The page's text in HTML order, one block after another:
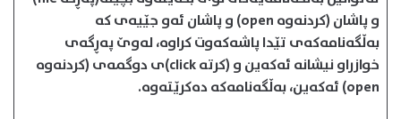
و پاشان (كردنه‌وه‌ open) و پاشان ئه‌و جێیه‌ی كه‌
به‌ڵگه‌نامه‌كه‌ی تێدا پاشه‌كه‌وت كراوه‌‌، له‌وێ په‌ڕگه‌ی
خوازراو نیشانه‌ ئه‌كه‌ین و (کرته‌ click)ی دوگمه‌ی (كردنه‌وه‌
open) ئه‌كه‌ین، به‌ڵگه‌نامه‌كه‌ ده‌كرێته‌وه‌.